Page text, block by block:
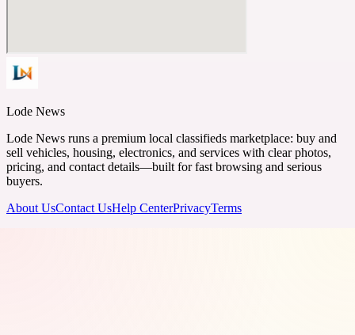
Lode News
Lode News runs a premium local classifieds marketplace: buy and
sell vehicles, housing, electronics, and services with clear photos,
pricing, and contact details—built for fast browsing and serious
buyers.
About UsContact UsHelp CenterPrivacyTerms